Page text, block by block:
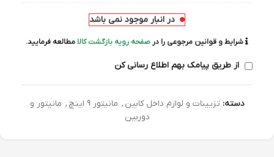
در انبار موجود نمی باشد
شرایط و قوانین مرجوعی را درصفحه رویه بازگشت کالامطالعه فرمایید.
از طریق پیامک بهم اطلاع رسانی کن
دسته: تزیینات و لوازم داخل کابین , مانیتور 9 اینچ , مانیتور و
دوربین